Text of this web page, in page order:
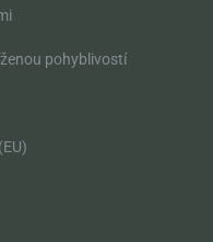
pohyblivostí